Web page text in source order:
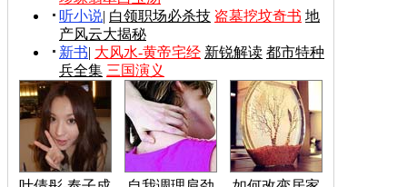
听小说| 白领职场必杀技 盗墓挖坟奇书 地
产风云大揭秘
新书| 大风水-黄帝宅经 新锐解读 都市特种
兵全集 三国演义